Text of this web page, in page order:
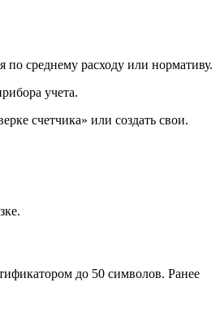
среднему расходу или нормативу.
учета.
счетчика» или создать свои.
до 50 символов. Ранее